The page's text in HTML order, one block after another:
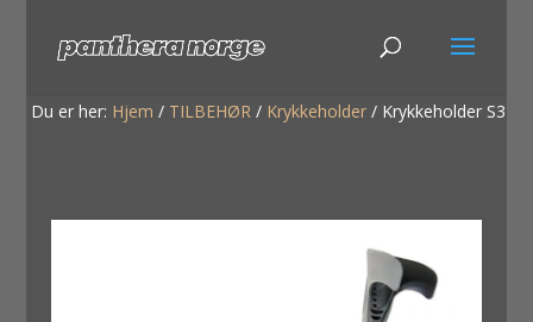
Du er her: Hjem / TILBEHØR / Krykkeholder / Krykkeholder S3